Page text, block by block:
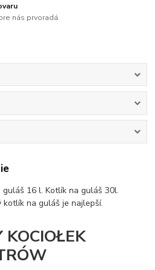
nás prvoradá
16 l. Kotlík na guláš 30l.
kotlík na guláš je najlepší.